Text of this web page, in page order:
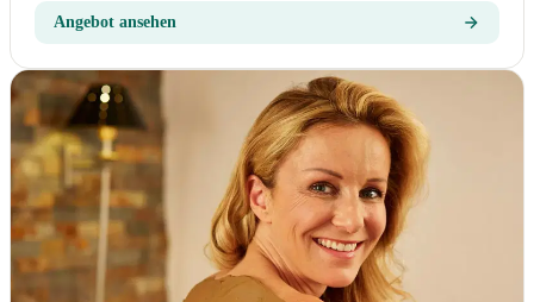
Angebot ansehen